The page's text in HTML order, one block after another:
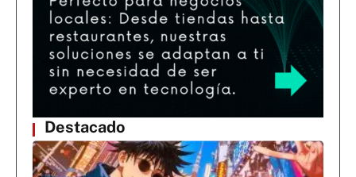
Destacado